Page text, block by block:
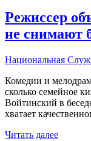
Режиссер
не снимают
Национальная
Комедии и
сколько семейное
Войтинский в
хватает
Читать далее